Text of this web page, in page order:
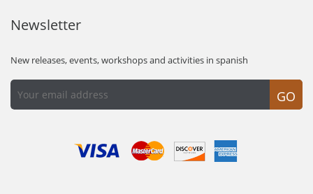
Newsletter
New releases, events, workshops and activities in spanish
GO